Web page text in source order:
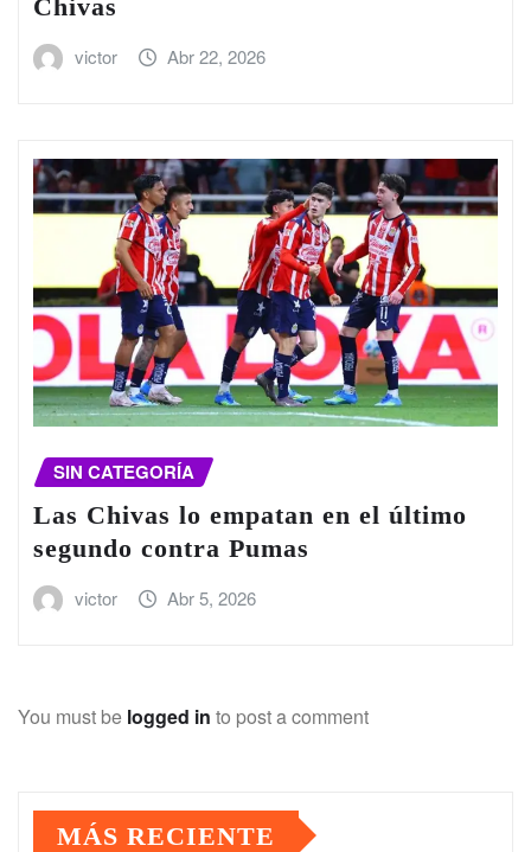
Chivas
victor Abr 22, 2026
SIN CATEGORÍA
Las Chivas lo empatan en el último
segundo contra Pumas
victor Abr 5, 2026
You must be logged in to post a comment
MÁS RECIENTE